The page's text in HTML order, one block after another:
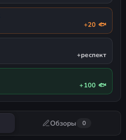
+20 🐟
+респект
+100 🐟
Обзоры 0